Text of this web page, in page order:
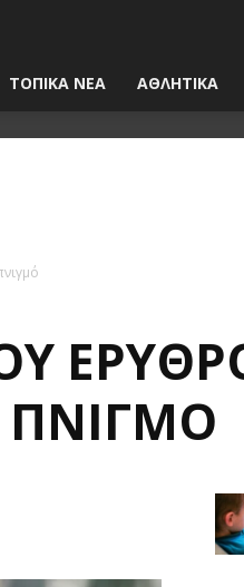
ΤΟΠΙΚΑ ΝΕΑ ΑΘΛΗΤΙΚΑ
ΠΝΙΓΜΌ